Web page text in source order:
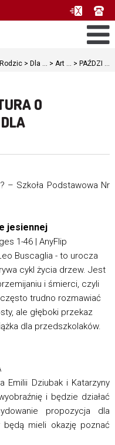
Rodzic > Dla ... > Art ... > PAŹDZI ...
O
jesiennej
Buscaglia - to urocza
cykl życia drzew. Jest
i śmierci, czyli
trudno rozmawiać
ale głęboki przekaz
dla przedszkolaków.
Emilii Dziubak i Katarzyny
i będzie działać
propozycja dla
będą mieli okazję poznać